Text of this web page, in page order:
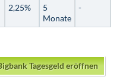
2,25%
5
Monate
-
Tagesgeld eröffnen